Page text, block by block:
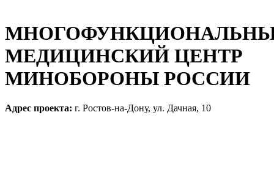
МЕДИЦИНСКИЙ ЦЕНТР
МИНОБОРОНЫ РОССИИ
Адрес проекта: г. Ростов-на-Дону, ул. Дачная, 10